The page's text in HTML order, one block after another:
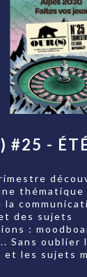
#25 -
thématique
la
des sujets
:
Sans oublier
les sujets